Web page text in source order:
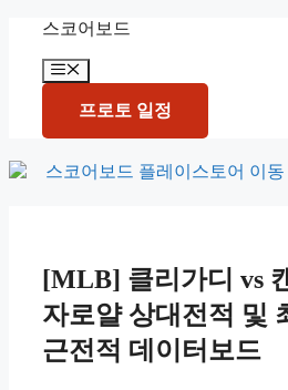
content
스코어보드
Menu
프로토 일정
[MLB] 클리가디 vs
자로얄 상대전적 및
근전적 데이터보드